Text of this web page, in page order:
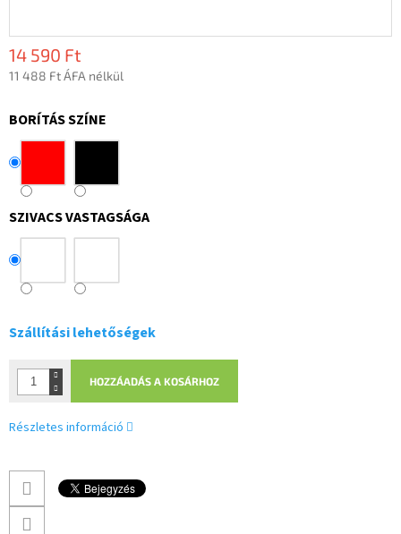
14 590 Ft
11 488 Ft ÁFA nélkül
BORÍTÁS SZÍNE
SZIVACS VASTAGSÁGA
Szállítási lehetőségek
HOZZÁADÁS A KOSÁRHOZ
Részletes információ